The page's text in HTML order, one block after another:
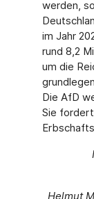
werden,
im Jahr
rund 8,2
um die
Die AfD
Sie
Helmut